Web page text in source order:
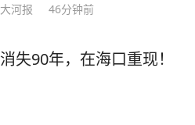
大河报 46分钟前
消失90年，在海口重现！